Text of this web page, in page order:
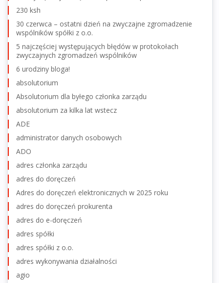
230 ksh
30 czerwca – ostatni dzień na zwyczajne zgromadzenie
wspólników spółki z o.o.
5 najczęściej występujących błędów w protokołach
zwyczajnych zgromadzeń wspólników
6 urodziny bloga!
absolutorium
Absolutorium dla byłego członka zarządu
absolutorium za kilka lat wstecz
ADE
administrator danych osobowych
ADO
adres członka zarządu
adres do doręczeń
Adres do doręczeń elektronicznych w 2025 roku
adres do doręczeń prokurenta
adres do e-doręczeń
adres spółki
adres spółki z o.o.
adres wykonywania działalności
agio